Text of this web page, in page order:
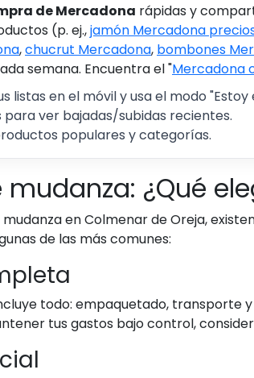
de Mercadona rápidas y
(p. ej.,jamón Mercadona
,chucrut Mercadona, bombones
semana. Encuentra el "Mercadona
listas en el móvil y usa el modo
para ver bajadas/subidas recientes.
populares y categorías.
¿Qué
en Colmenar de Oreja,
de las más comunes:
todo: empaquetado, transporte
tus gastos bajo control,